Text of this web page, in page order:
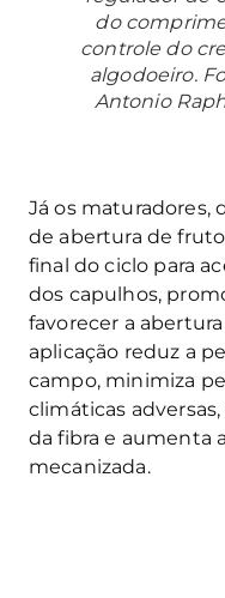
do
controle do
algodoeiro.
Antonio
Já os maturadores,
de abertura de
final do ciclo para
dos capulhos,
favorecer a
aplicação reduz a
campo, minimiza
climáticas
da fibra e aumenta
mecanizada.